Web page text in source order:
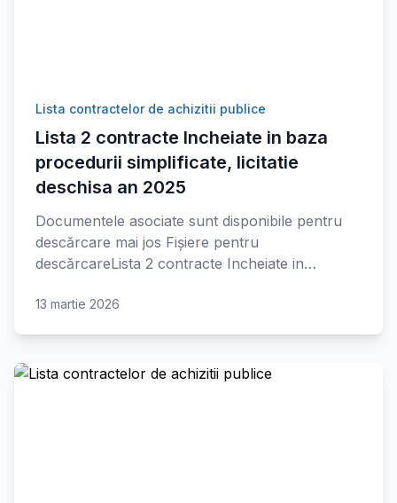
Lista contractelor de achizitii publice
Lista 2 contracte Incheiate in baza
procedurii simplificate, licitatie
deschisa an 2025
Documentele asociate sunt disponibile pentru
descărcare mai jos Fișiere pentru
descărcareLista 2 contracte Incheiate in…
13 martie 2026